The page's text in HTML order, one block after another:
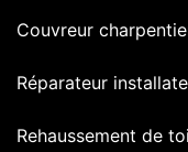
Couvreur
Réparateur
Rehaussement de